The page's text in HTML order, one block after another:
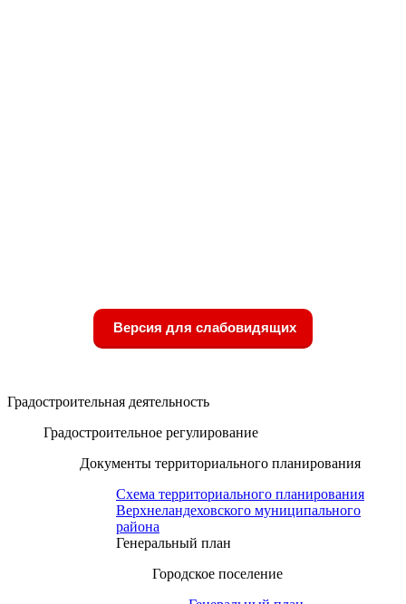
Версия для слабовидящих
Градостроительная деятельность
Градостроительное регулирование
Документы территориального планирования
Схема территориального планирования
Верхнеландеховского муниципального
района
Генеральный план
Городское поселение